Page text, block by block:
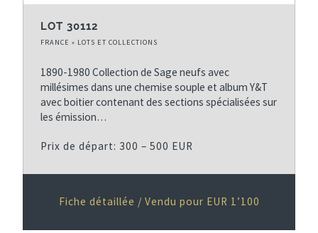
LOT 30112
FRANCE » LOTS ET COLLECTIONS
1890-1980 Collection de Sage neufs avec
millésimes dans une chemise souple et album Y&T
avec boitier contenant des sections spécialisées sur
les émission…
Prix de départ: 300 – 500 EUR
Fiche détaillée / Vendu pour EUR 1’100